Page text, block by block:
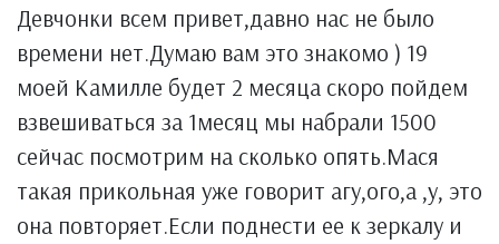
Девчонки всем привет,давно нас не было
времени нет.Думаю вам это знакомо ) 19
моей Камилле будет 2 месяца скоро пойдем
взвешиваться за 1месяц мы набрали 1500
сейчас посмотрим на сколько опять.Мася
такая прикольная уже говорит агу,ого,а ,у, это
она повторяет.Если поднести ее к зеркалу и